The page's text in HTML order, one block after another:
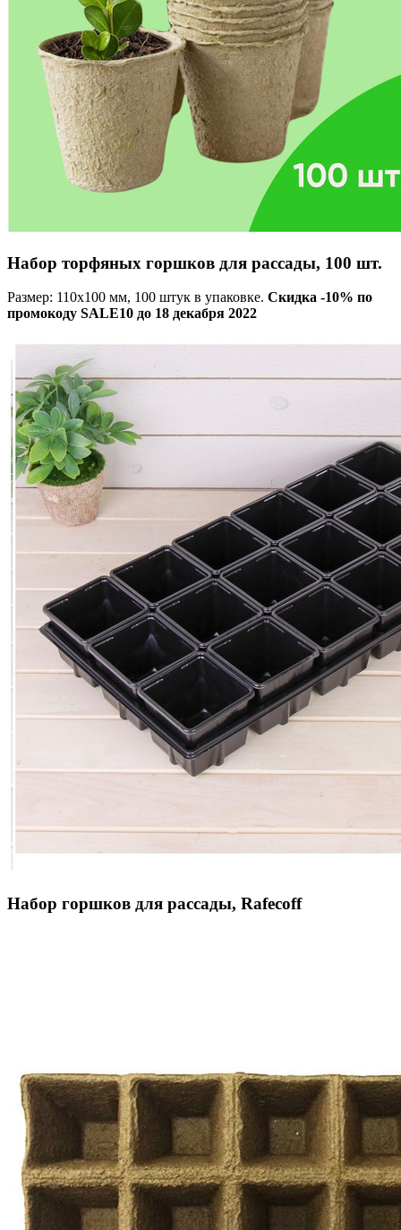
Набор торфяных горшков для рассады, 100 шт.
Размер: 110х100 мм, 100 штук в упаковке. Скидка -10% по
промокоду SALE10 до 18 декабря 2022
Набор горшков для рассады, Rafecoff